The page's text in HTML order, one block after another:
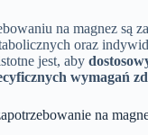
na magnez są
oraz
jest, aby
wymagań
na